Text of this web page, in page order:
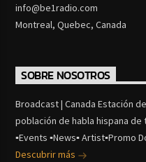
info@be1radio.com
Montreal, Quebec, Canada
SOBRE NOSOTROS
Broadcast | Canada Estación
población de habla hispana de
▪Events ▪News▪ Artist▪Promo
Descubrir más